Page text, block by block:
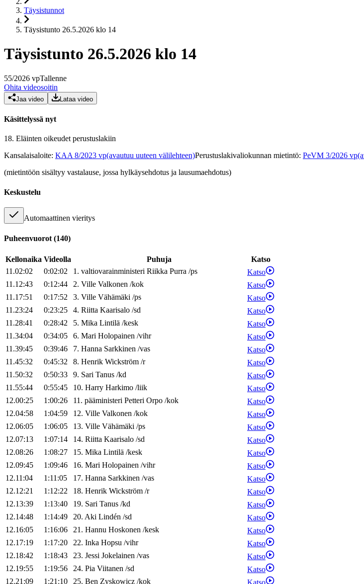
Täysistunnot
Täysistunto 26.5.2026 klo 14
Täysistunto 26.5.2026 klo 14
55/2026 vpTallenne
Ohita videosoitin
Jaa video Lataa video
Käsittelyssä nyt
18. Eläinten oikeudet perustuslakiin
Kansalaisaloite: KAA 8/2023 vp(avautuu uuteen välilehteen)Perustuslakivaliokunnan mietintö: PeVM 3/2026 vp
(mietintöön sisältyy vastalause, jossa hylkäysehdotus ja lausumaehdotus)
Keskustelu
Automaattinen vieritys
Puheenvuorot (140)
Kellonaika Videolla Puhuja
Katso
11.02:02
0:02:02 1. valtiovarainministeri Riikka Purra /ps
Katso
11.12:43
0:12:44 2. Ville Valkonen /kok
Katso
11.17:51
0:17:52 3. Ville Vähämäki /ps
Katso
11.23:24
0:23:25 4. Riitta Kaarisalo /sd
Katso
11.28:41
0:28:42 5. Mika Lintilä /kesk
Katso
11.34:04
0:34:05 6. Mari Holopainen /vihr
Katso
11.39:45
0:39:46 7. Hanna Sarkkinen /vas
Katso
11.45:32
0:45:32 8. Henrik Wickström /r
Katso
11.50:32
0:50:33 9. Sari Tanus /kd
Katso
11.55:44
0:55:45 10. Harry Harkimo /liik
Katso
12.00:25
1:00:26 11. pääministeri Petteri Orpo /kok
Katso
12.04:58
1:04:59 12. Ville Valkonen /kok
Katso
12.06:05
1:06:05 13. Ville Vähämäki /ps
Katso
12.07:13
1:07:14 14. Riitta Kaarisalo /sd
Katso
12.08:26
1:08:27 15. Mika Lintilä /kesk
Katso
12.09:45
1:09:46 16. Mari Holopainen /vihr
Katso
12.11:04
1:11:05 17. Hanna Sarkkinen /vas
Katso
12.12:21
1:12:22 18. Henrik Wickström /r
Katso
12.13:39
1:13:40 19. Sari Tanus /kd
Katso
12.14:48
1:14:49 20. Aki Lindén /sd
Katso
12.16:05
1:16:06 21. Hannu Hoskonen /kesk
Katso
12.17:19
1:17:20 22. Inka Hopsu /vihr
Katso
12.18:42
1:18:43 23. Jessi Jokelainen /vas
Katso
12.19:55
1:19:56 24. Pia Viitanen /sd
Katso
12.21:09
1:21:10 25. Ben Zyskowicz /kok